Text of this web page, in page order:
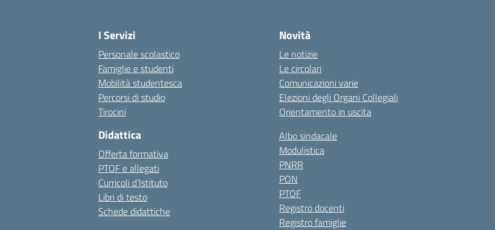
I Servizi
Personale scolastico
Famiglie e studenti
Mobilità studentesca
Percorsi di studio
Tirocini
Didattica
Offerta formativa
PTOF e allegati
Curricoli d’Istituto
Libri di testo
Schede didattiche
Novità
Le notizie
Le circolari
Comunicazioni varie
Elezioni degli Organi Collegiali
Orientamento in uscita
Albo sindacale
Modulistica
PNRR
PON
PTOF
Registro docenti
Registro famiglie